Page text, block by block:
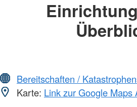
Bereitschaften /
Karte: Link zur Google Maps